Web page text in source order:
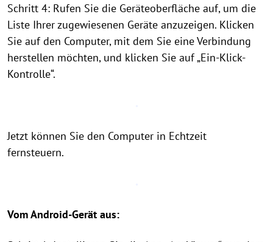
Schritt 4: Rufen Sie die Geräteoberfläche auf, um die
Liste Ihrer zugewiesenen Geräte anzuzeigen. Klicken
Sie auf den Computer, mit dem Sie eine Verbindung
herstellen möchten, und klicken Sie auf „Ein-Klick-
Kontrolle“.
Jetzt können Sie den Computer in Echtzeit
fernsteuern.
Vom Android-Gerät aus: